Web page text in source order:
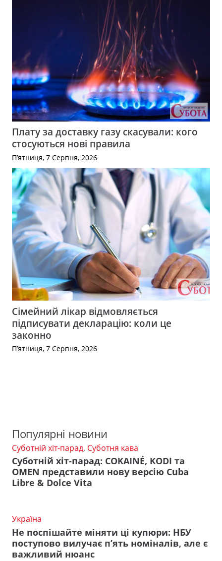
Плату за доставку газу скасували: кого
стосуються нові правила
П’ятниця, 7 Серпня, 2026
Сімейний лікар відмовляється
підписувати декларацію: коли це
законно
П’ятниця, 7 Серпня, 2026
Популярні новини
Суботній хіт-парад, Суботня кава
Суботній хіт-парад: COKAINÉ, KODI та
OMEN представили нову версію Cuba
Libre & Dolce Vita
Україна
Не поспішайте міняти ці купюри: НБУ
поступово вилучає п’ять номіналів, але є
важливий нюанс